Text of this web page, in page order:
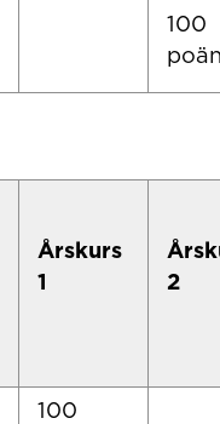
100
Årskurs
1
2
100